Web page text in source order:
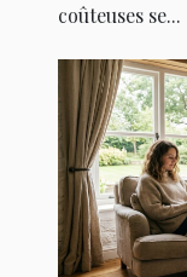
coûteuses se...